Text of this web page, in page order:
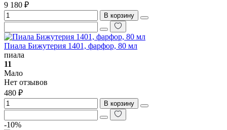
9 180 ₽
В корзину
Пиала Бижутерия 1401, фарфор, 80 мл
пиала
11
Мало
Нет отзывов
480 ₽
В корзину
-10%